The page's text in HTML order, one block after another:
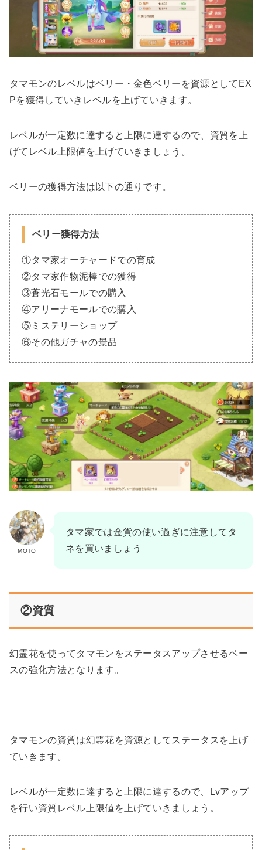
タマモンのレベルはベリー・金色ベリーを資源としてEX
Pを獲得していきレベルを上げていきます。
レベルが一定数に達すると上限に達するので、資質を上
げてレベル上限値を上げていきましょう。
ベリーの獲得方法は以下の通りです。
ベリー獲得方法
①タマ家オーチャードでの育成
②タマ家作物泥棒での獲得
③蒼光石モールでの購入
④アリーナモールでの購入
⑤ミステリーショップ
⑥その他ガチャの景品
MOTO
タマ家では金貨の使い過ぎに注意してタ
ネを買いましょう
②資質
幻霊花を使ってタマモンをステータスアップさせるベー
スの強化方法となります。
タマモンの資質は幻霊花を資源としてステータスを上げ
ていきます。
レベルが一定数に達すると上限に達するので、Lvアップ
を行い資質レベル上限値を上げていきましょう。